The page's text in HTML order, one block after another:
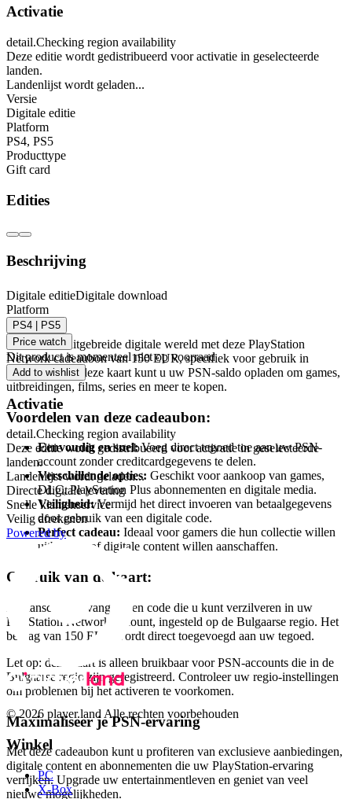
Activatie
detail.Checking region availability
Deze editie wordt gedistribueerd voor activatie in geselecteerde
landen.
Landenlijst wordt geladen...
Versie
Digitale editie
Platform
PS4, PS5
Producttype
Gift card
Edities
Beschrijving
PlayStation Network Cadeaubon 150 EUR (BG) –
PSN BULGARIA
Ontdek een uitgebreide digitale wereld met deze PlayStation
Network cadeaubon van 150 EUR, specifiek voor gebruik in
Bulgarije. Met deze kaart kunt u uw PSN-saldo opladen om games,
uitbreidingen, films, series en meer te kopen.
Voordelen van deze cadeaubon:
Eenvoudig en snel:Voeg direct tegoed toe aan uw PSN-
account zonder creditcardgegevens te delen.
Verschillende opties: Geschikt voor aankoop van games,
DLC, PlayStation Plus abonnementen en digitale media.
Veiligheid:Vermijd het direct invoeren van betaalgegevens
door gebruik van een digitale code.
Perfect cadeau: Ideaal voor gamers die hun collectie willen
uitbreiden of digitale content willen aanschaffen.
Gebruik van de kaart:
Na aanschaf ontvangt u een code die u kunt verzilveren in uw
PlayStation Network-account, ingesteld op de Bulgaarse regio. Het
bedrag van 150 EUR wordt direct toegevoegd aan uw tegoed.
Let op: deze kaart is alleen bruikbaar voor PSN-accounts die in de
Bulgaarse regio zijn geregistreerd. Controleer uw regio-instellingen
om problemen bij het activeren te voorkomen.
Maximaliseer je PSN-ervaring
Met deze cadeaubon kunt u profiteren van exclusieve aanbiedingen,
digitale content en abonnementen die uw PlayStation-ervaring
verrijken. Upgrade uw entertainmentleven en geniet van veel
nieuwe mogelijkheden.
Digitale editieDigitale download
Platform
PS4 | PS5
Price watch
Dit product is momenteel niet op voorraad
Add to wishlist
Activatie
detail.Checking region availability
Deze editie wordt gedistribueerd voor activatie in geselecteerde
landen.
Landenlijst wordt geladen...
Directe digitale levering
Snelle klantenservice
Veilig afrekenen
Powered by
© 2026 player.land Alle rechten voorbehouden
Winkel
PC
X-Box